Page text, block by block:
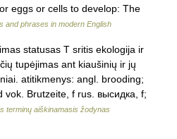
eggs or cells to develop: The
and phrases in modern English
statusas T sritis ekologija ir
tupėjimas ant kiaušinių ir jų
atitikmenys: angl. brooding;
vok. Brutzeite, f rus. высидка, f;
terminų aiškinamasis žodynas